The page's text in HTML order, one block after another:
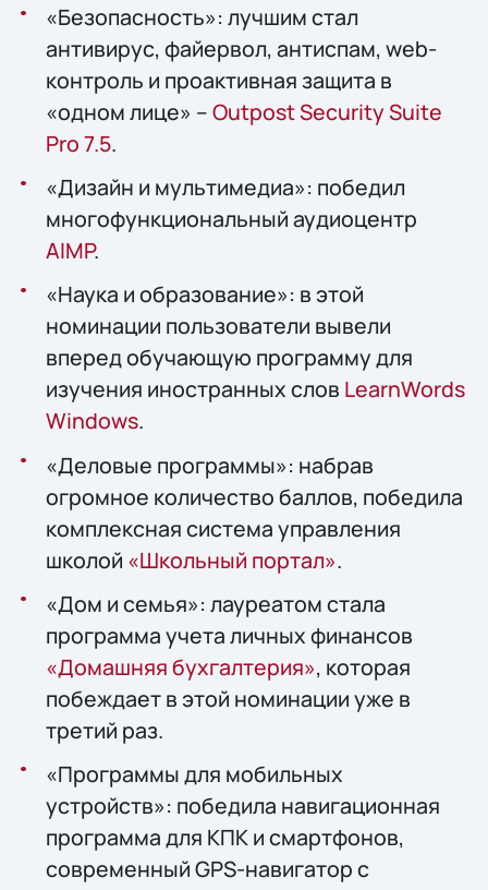
«Безопасность»: лучшим стал
антивирус, файервол, антиспам, web-
контроль и проактивная защита в
«одном лице» –Outpost Security Suite
Pro 7.5.
«Дизайн и мультимедиа»: победил
многофункциональный аудиоцентр
AIMP.
«Наука и образование»: в этой
номинации пользователи вывели
вперед обучающую программу для
изучения иностранных слов LearnWords
Windоws.
«Деловые программы»: набрав
огромное количество баллов, победила
комплексная система управления
школой «Школьный портал».
«Дом и семья»: лауреатом стала
программа учета личных финансов
«Домашняя бухгалтерия», которая
побеждает в этой номинации уже в
третий раз.
«Программы для мобильных
устройств»: победила навигационная
программа для КПК и смартфонов,
современный GPS-навигатор с